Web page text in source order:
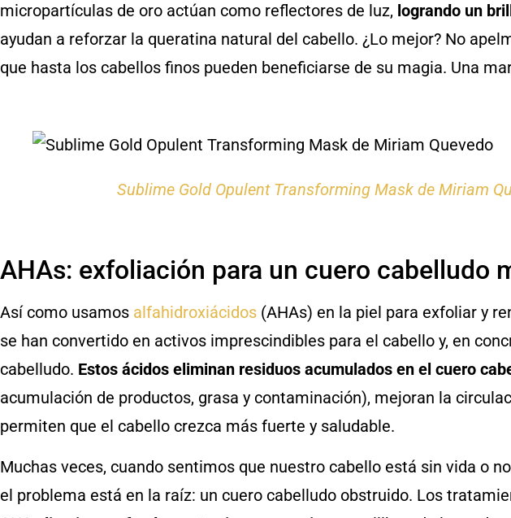
micropartículas de oro actúan como reflectores de luz, logrando un
ayudan a reforzar la queratina natural del cabello. ¿Lo mejor? No
que hasta los cabellos finos pueden beneficiarse de su magia. Una
Sublime Gold Opulent Transforming Mask de Miriam
AHAs: exfoliación para un cuero cabelludo
Así como usamos alfahidroxiácidos (AHAs) en la piel para exfoliar y
se han convertido en activos imprescindibles para el cabello y, en
cabelludo. Estos ácidos eliminan residuos acumulados en el cuero
acumulación de productos, grasa y contaminación), mejoran la
permiten que el cabello crezca más fuerte y saludable.
Muchas veces, cuando sentimos que nuestro cabello está sin vida o
el problema está en la raíz: un cuero cabelludo obstruido. Los